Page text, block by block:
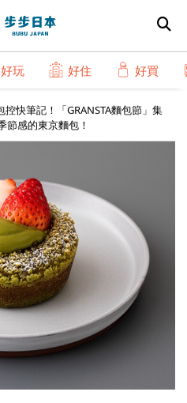
好玩 好住 好買
控快筆記！「GRANSTA麵包節」集
節感的東京麵包！